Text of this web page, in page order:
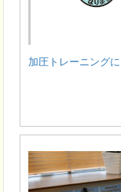
加圧トレーニング